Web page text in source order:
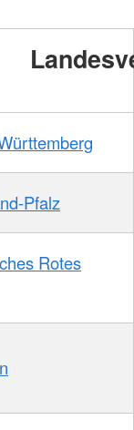
Pfalz
Rotes